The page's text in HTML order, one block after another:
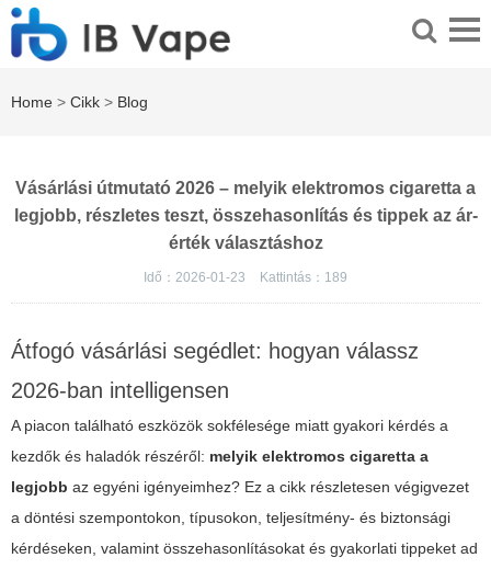
Home > Cikk > Blog
Vásárlási útmutató 2026 – melyik elektromos cigaretta a
legjobb, részletes teszt, összehasonlítás és tippek az ár-
érték választáshoz
Idő：2026-01-23 Kattintás： 189
Átfogó vásárlási segédlet: hogyan válassz
2026-ban intelligensen
A piacon található eszközök sokfélesége miatt gyakori kérdés a
kezdők és haladók részéről: melyik elektromos cigaretta a
legjobb az egyéni igényeimhez? Ez a cikk részletesen végigvezet
a döntési szempontokon, típusokon, teljesítmény- és biztonsági
kérdéseken, valamint összehasonlításokat és gyakorlati tippeket ad